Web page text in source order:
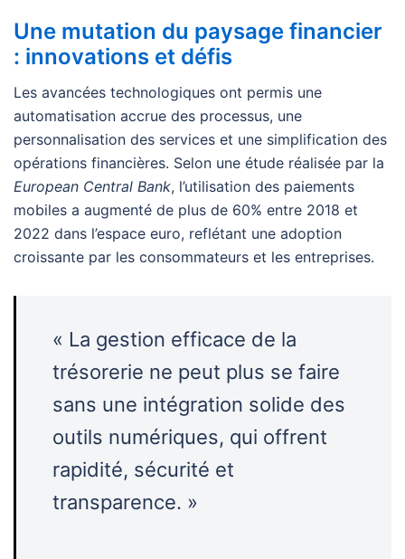
Une mutation du paysage financier
: innovations et défis
Les avancées technologiques ont permis une
automatisation accrue des processus, une
personnalisation des services et une simplification des
opérations financières. Selon une étude réalisée par la
European Central Bank, l’utilisation des paiements
mobiles a augmenté de plus de 60% entre 2018 et
2022 dans l’espace euro, reflétant une adoption
croissante par les consommateurs et les entreprises.
« La gestion efficace de la
trésorerie ne peut plus se faire
sans une intégration solide des
outils numériques, qui offrent
rapidité, sécurité et
transparence. »